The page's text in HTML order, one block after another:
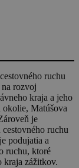
ruchu
rozvoj
kraja a jeho
Matúšova
je
ruchu
podujatia a
ruchu, ktoré
kraja zážitkov.